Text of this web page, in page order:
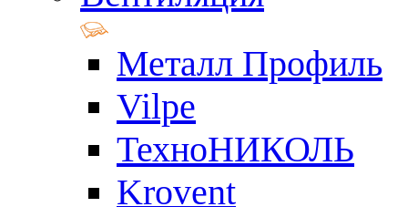
Металл Профиль
Vilpe
ТехноНИКОЛЬ
Krovent